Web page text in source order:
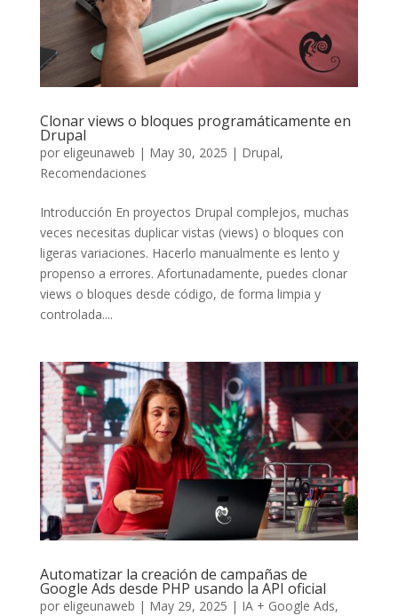
Clonar views o bloques programáticamente en
Drupal
por eligeunaweb | May 30, 2025 | Drupal,
Recomendaciones
Introducción En proyectos Drupal complejos, muchas
veces necesitas duplicar vistas (views) o bloques con
ligeras variaciones. Hacerlo manualmente es lento y
propenso a errores. Afortunadamente, puedes clonar
views o bloques desde código, de forma limpia y
controlada....
Automatizar la creación de campañas de
Google Ads desde PHP usando la API oficial
por eligeunaweb | May 29, 2025 | IA + Google Ads,